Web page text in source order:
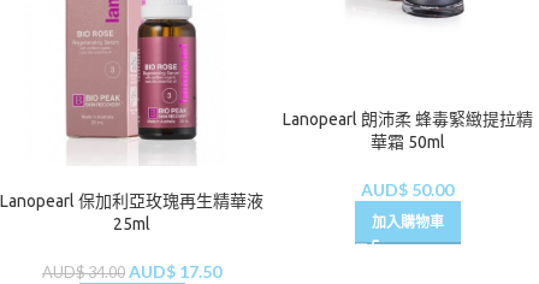
Lanopearl 保加利亞玫瑰再生精華液
25ml
AUD$34.00 AUD$ 17.50
Lanopearl 朗沛柔 蜂毒緊緻提拉精
華霜 50ml
AUD$ 50.00
加入購物車